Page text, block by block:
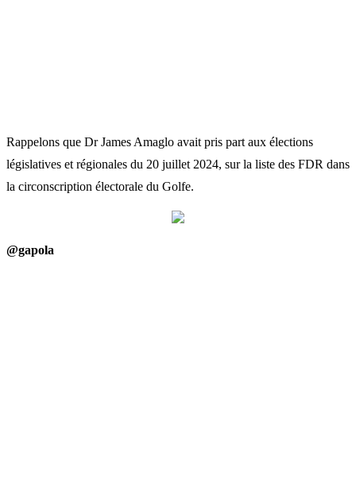
Rappelons que Dr James Amaglo avait pris part aux élections
législatives et régionales du 20 juillet 2024, sur la liste des FDR dans
la circonscription électorale du Golfe.
@gapola